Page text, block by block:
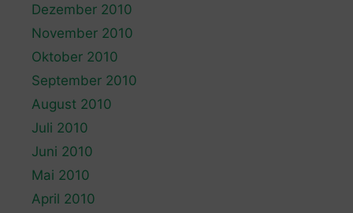
Dezember 2010
November 2010
Oktober 2010
September 2010
August 2010
Juli 2010
Juni 2010
Mai 2010
April 2010